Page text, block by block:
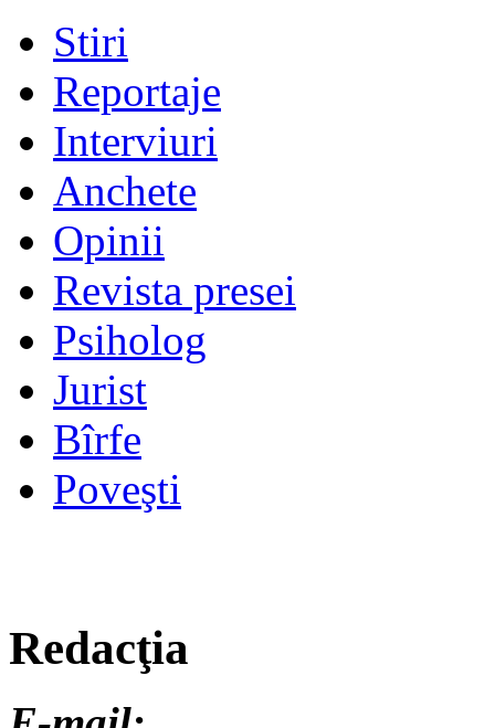
Stiri
Reportaje
Interviuri
Anchete
Opinii
Revista presei
Psiholog
Jurist
Bîrfe
Poveşti
Redacţia